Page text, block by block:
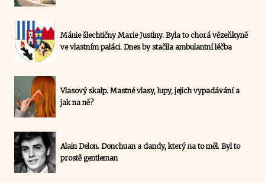
Mánie šlechtičny Marie Justiny. Byla to chorá vězeňkyně
ve vlastním paláci. Dnes by stačila ambulantní léčba
Vlasový skalp. Mastné vlasy, lupy, jejich vypadávání a
jak na ně?
Alain Delon. Donchuan a dandy, který na to měl. Byl to
prostě gentleman